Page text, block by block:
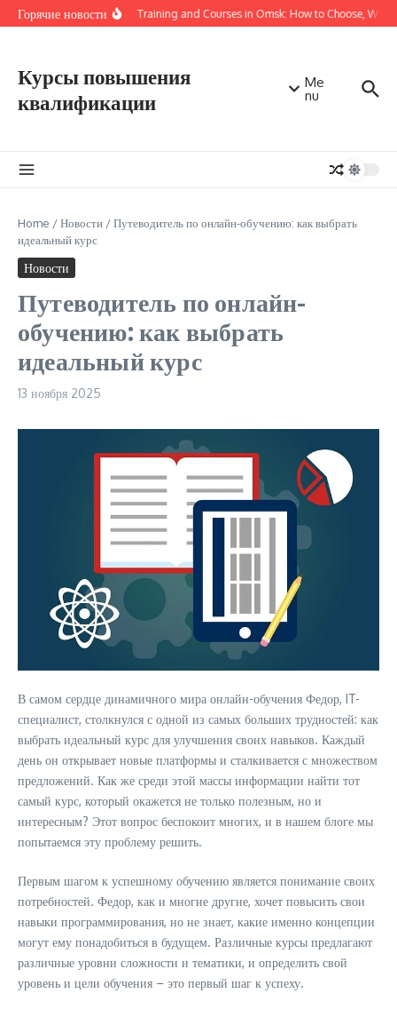
Перейти к содержанию
Горячие новостиOnline Training and Courses in Omsk: How to Choose,
Курсы повышения
квалификации
Me
nu
Home /Новости /Путеводитель по онлайн-обучению: как выбрать
идеальный курс
Новости
Путеводитель по онлайн-
обучению: как выбрать
идеальный курс
13 ноября 2025
В самом сердце динамичного мира онлайн-обучения Федор, IT-
специалист, столкнулся с одной из самых больших трудностей: как
выбрать идеальный курс для улучшения своих навыков. Каждый
день он открывает новые платформы и сталкивается с множеством
предложений. Как же среди этой массы информации найти тот
самый курс, который окажется не только полезным, но и
интересным? Этот вопрос беспокоит многих, и в нашем блоге мы
попытаемся эту проблему решить.
Первым шагом к успешному обучению является понимание своих
потребностей. Федор, как и многие другие, хочет повысить свои
навыки программирования, но не знает, какие именно концепции
могут ему понадобиться в будущем. Различные курсы предлагают
различные уровни сложности и тематики, и определить свой
уровень и цели обучения – это первый шаг к успеху.